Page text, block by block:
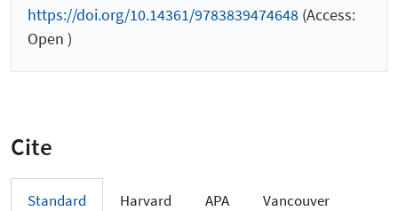
https://doi.org/10.14361/9783839474648 (Access:
Open )
Cite
Standard Harvard APA Vancouver